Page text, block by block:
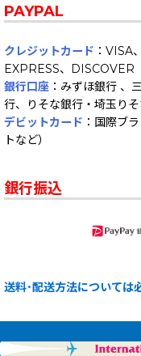
PAYPAL
クレジットカード ：
EXPRESS、DISCOVER
銀行口座 ：みずほ銀行 、
行、りそな銀行・埼玉り
デビットカード ：国際ブ
トなど）
銀行振込
送料･配送方法については